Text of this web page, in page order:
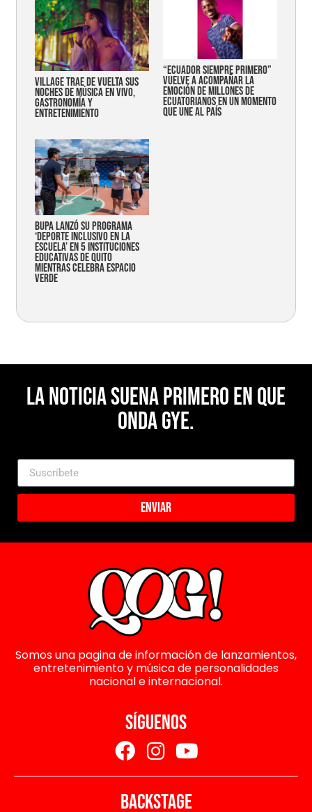
Village trae de vuelta sus
noches de música en vivo,
gastronomía y
entretenimiento
“Ecuador siempre primero”
vuelve a acompañar la
emoción de millones de
ecuatorianos en un momento
que une al país
Bupa lanzó su programa
‘Deporte Inclusivo en la
Escuela’ en 5 instituciones
educativas de Quito
mientras celebra espacio
verde
La noticia suena primero en Que
Onda Gye.
Enviar
Somos una pagina de información de lanzamientos,
entretenimiento y música de personalidades
nacional e internacional.
SÍGUENOS
BACKSTAGE